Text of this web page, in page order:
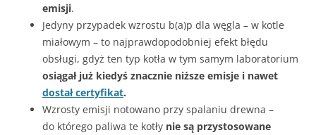
emisji.
Jedyny przypadek wzrostu b(a)p dla węgla – w kotle
miałowym – to najprawdopodobniej efekt błędu
obsługi, gdyż ten typ kotła w tym samym laboratorium
osiągał już kiedyś znacznie niższe emisje i nawet
dostał certyfikat.
Wzrosty emisji notowano przy spalaniu drewna –
do którego paliwa te kotły nie są przystosowane